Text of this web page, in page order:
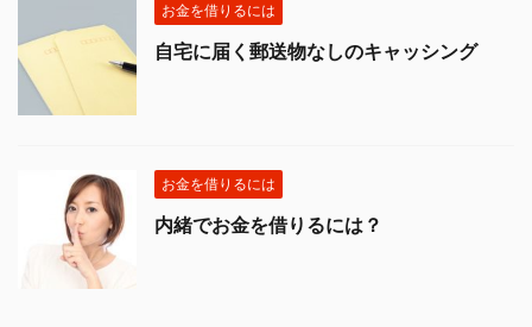
お金を借りるには
自宅に届く郵送物なしのキャッシング
お金を借りるには
内緒でお金を借りるには？